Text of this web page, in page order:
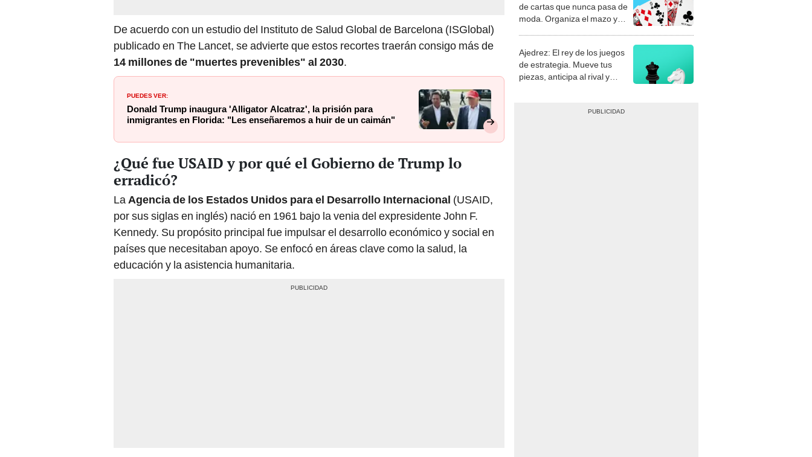
De acuerdo con un estudio del Instituto de Salud Global de Barcelona (ISGlobal)
publicado en The Lancet, se advierte que estos recortes traerán consigo más de
14 millones de "muertes prevenibles" al 2030.
PUEDES VER:
Donald Trump inaugura 'Alligator Alcatraz', la prisión para
inmigrantes en Florida: "Les enseñaremos a huir de un caimán"
¿Qué fue USAID y por qué el Gobierno de Trump lo
erradicó?
La Agencia de los Estados Unidos para el Desarrollo Internacional (USAID,
por sus siglas en inglés) nació en 1961 bajo la venia del expresidente John F.
Kennedy. Su propósito principal fue impulsar el desarrollo económico y social en
países que necesitaban apoyo. Se enfocó en áreas clave como la salud, la
educación y la asistencia humanitaria.
de cartas que nunca pasa de
moda. Organiza el mazo y
Ajedrez: El rey de los juegos
de estrategia. Mueve tus
piezas, anticipa al rival y